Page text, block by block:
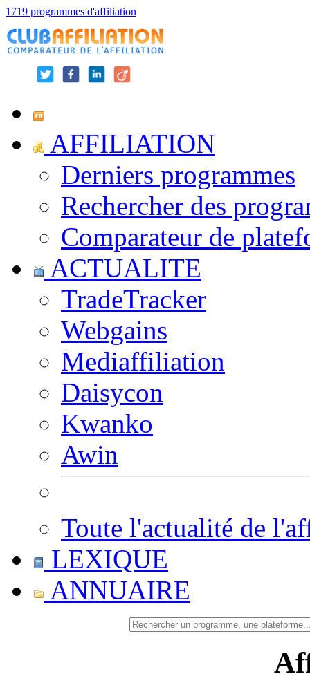
1719 programmes d'affiliation
AFFILIATION
Derniers programmes
Rechercher des
Comparateur de
ACTUALITE
TradeTracker
Webgains
Mediaffiliation
Daisycon
Kwanko
Awin
Toute l'actualité de
LEXIQUE
ANNUAIRE